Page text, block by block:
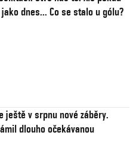
dnes... Co se stalo u gólu?
ještě v srpnu nové záběry.
dlouho očekávanou